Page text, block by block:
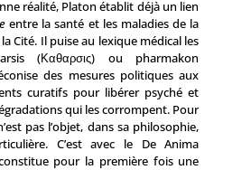
réalité, Platon établit déjà un lien
entre la santé et les maladies de la
Cité. Il puise au lexique médical les
(Καθαρσις) ou pharmakon
des mesures politiques aux
curatifs pour libérer psyché et
qui les corrompent. Pour
pas l’objet, dans sa philosophie,
C’est avec le De Anima
pour la première fois une